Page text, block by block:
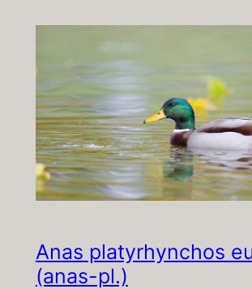
Anas platyrhynchos
(anas-pl.)